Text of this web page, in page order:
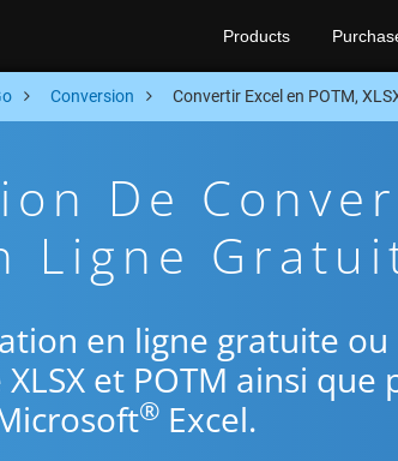
Products
Conversion Convertir Excel en POTM,
De
Ligne
en ligne gratuite ou
et POTM ainsi
® Excel.